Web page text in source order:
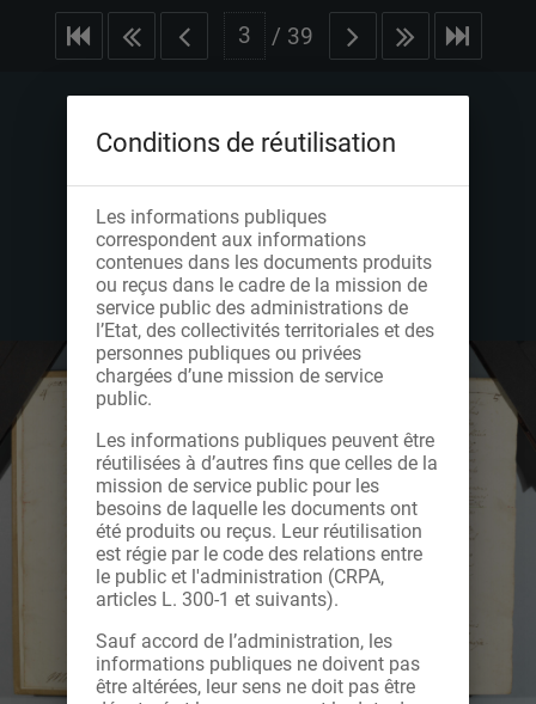
/ 39
Conditions de réutilisation
Les informations publiques
correspondent aux informations
contenues dans les documents produits
ou reçus dans le cadre de la mission de
service public des administrations de
l’Etat, des collectivités territoriales et des
personnes publiques ou privées
chargées d’une mission de service
public.
Les informations publiques peuvent être
réutilisées à d’autres fins que celles de la
mission de service public pour les
besoins de laquelle les documents ont
été produits ou reçus. Leur réutilisation
est régie par le code des relations entre
le public et l'administration (CRPA,
articles L. 300-1 et suivants).
Sauf accord de l’administration, les
informations publiques ne doivent pas
être altérées, leur sens ne doit pas être